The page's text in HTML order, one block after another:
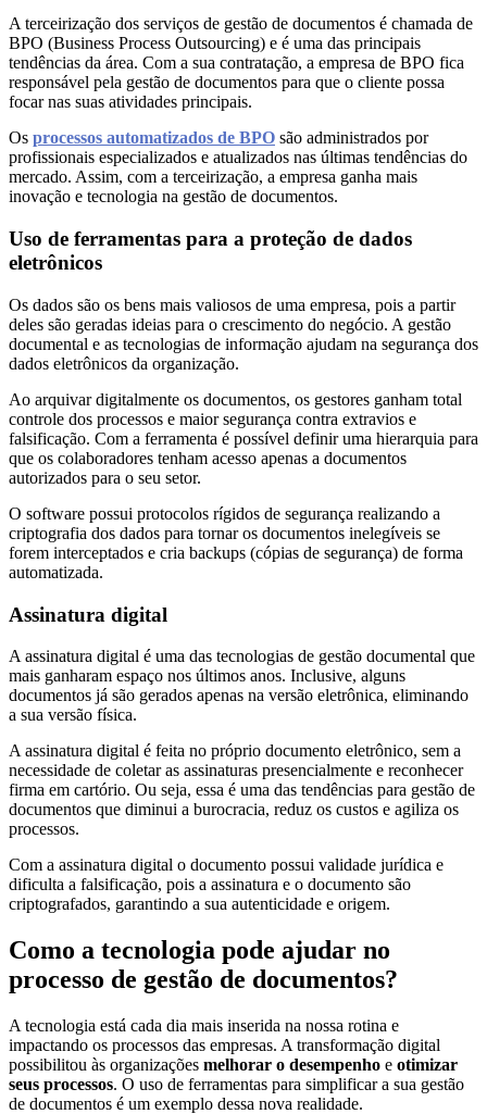
A terceirização dos serviços de gestão de documentos é chamada de
BPO (Business Process Outsourcing) e é uma das principais
tendências da área. Com a sua contratação, a empresa de BPO fica
responsável pela gestão de documentos para que o cliente possa
focar nas suas atividades principais.
Os processos automatizados de BPO são administrados por
profissionais especializados e atualizados nas últimas tendências do
mercado. Assim, com a terceirização, a empresa ganha mais
inovação e tecnologia na gestão de documentos.
Uso de ferramentas para a proteção de dados
eletrônicos
Os dados são os bens mais valiosos de uma empresa, pois a partir
deles são geradas ideias para o crescimento do negócio. A gestão
documental e as tecnologias de informação ajudam na segurança dos
dados eletrônicos da organização.
Ao arquivar digitalmente os documentos, os gestores ganham total
controle dos processos e maior segurança contra extravios e
falsificação. Com a ferramenta é possível definir uma hierarquia para
que os colaboradores tenham acesso apenas a documentos
autorizados para o seu setor.
O software possui protocolos rígidos de segurança realizando a
criptografia dos dados para tornar os documentos inelegíveis se
forem interceptados e cria backups (cópias de segurança) de forma
automatizada.
Assinatura digital
A assinatura digital é uma das tecnologias de gestão documental que
mais ganharam espaço nos últimos anos. Inclusive, alguns
documentos já são gerados apenas na versão eletrônica, eliminando
a sua versão física.
A assinatura digital é feita no próprio documento eletrônico, sem a
necessidade de coletar as assinaturas presencialmente e reconhecer
firma em cartório. Ou seja, essa é uma das tendências para gestão de
documentos que diminui a burocracia, reduz os custos e agiliza os
processos.
Com a assinatura digital o documento possui validade jurídica e
dificulta a falsificação, pois a assinatura e o documento são
criptografados, garantindo a sua autenticidade e origem.
Como a tecnologia pode ajudar no
processo de gestão de documentos?
A tecnologia está cada dia mais inserida na nossa rotina e
impactando os processos das empresas. A transformação digital
possibilitou às organizações melhorar o desempenho e otimizar
seus processos. O uso de ferramentas para simplificar a sua gestão
de documentos é um exemplo dessa nova realidade.